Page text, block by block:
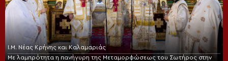
Ι.Μ. Νέας Κρήνης και Καλαμαριάς
Με λαμπρότητα η πανήγυρη της Μεταμορφώσεως του Σωτήρος στην